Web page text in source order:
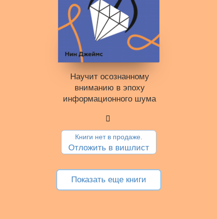
Научит осознанному
вниманию в эпоху
информацион­ного шума
Книги нет в продаже.
Отложить в вишлист
Показать еще книги